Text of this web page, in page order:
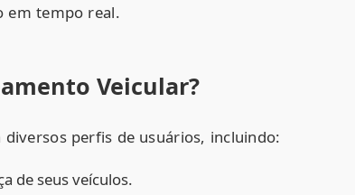
em tempo real.
Veicular?
perfis de usuários, incluindo:
de seus veículos.